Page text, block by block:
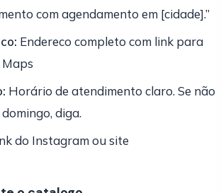
com agendamento em [cidade].”
Endereco completo com link para
Horário de atendimento claro. Se não
diga.
do Instagram ou site